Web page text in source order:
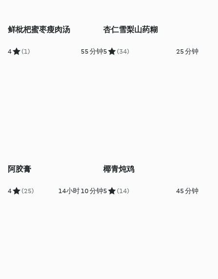
鲜枇杷蜜枣瘦肉汤
4 (1) 55 分钟
杏仁雪梨山药糊
5 (34) 25 分钟
阿胶膏
4 (25) 14小时 10 分钟
椰青炖鸡
5 (14) 45 分钟